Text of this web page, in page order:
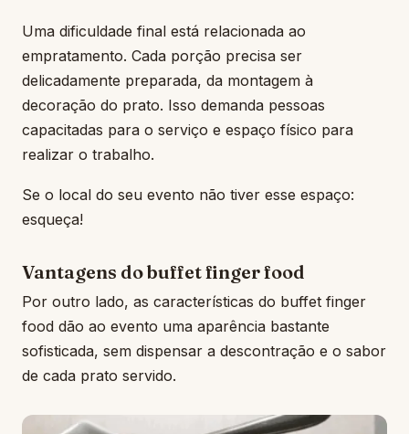
Uma dificuldade final está relacionada ao
empratamento. Cada porção precisa ser
delicadamente preparada, da montagem à
decoração do prato. Isso demanda pessoas
capacitadas para o serviço e espaço físico para
realizar o trabalho.
Se o local do seu evento não tiver esse espaço:
esqueça!
Vantagens do buffet finger food
Por outro lado, as características do buffet finger
food dão ao evento uma aparência bastante
sofisticada, sem dispensar a descontração e o sabor
de cada prato servido.